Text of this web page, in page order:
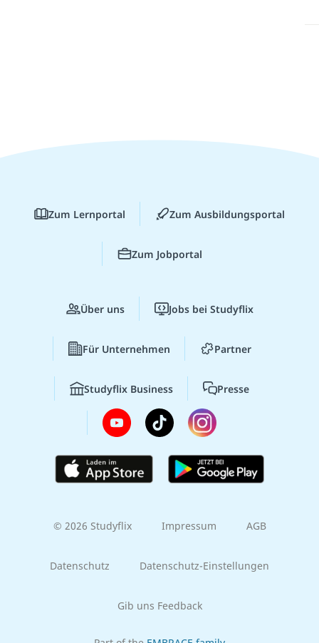
Zum Lernportal Zum Ausbildungsportal
Zum Jobportal
Über uns Jobs bei Studyflix
Für Unternehmen Partner
Studyflix Business Presse
© 2026 Studyflix Impressum AGB
Datenschutz Datenschutz-Einstellungen
Gib uns Feedback